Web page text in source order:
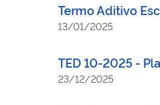
Termo Aditivo
13/01/2025
TED 10-2025 -
23/12/2025